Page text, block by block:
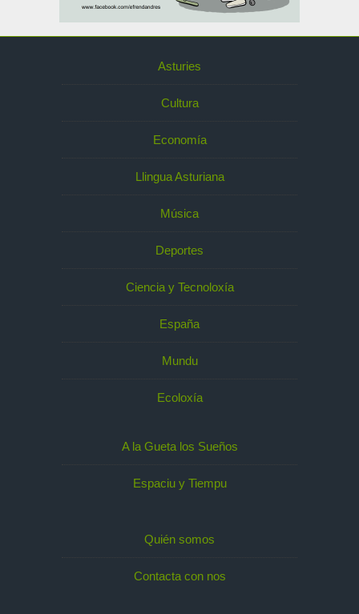
Asturies
Cultura
Economía
Llingua Asturiana
Música
Deportes
Ciencia y Tecnoloxía
España
Mundu
Ecoloxía
A la Gueta los Sueños
Espaciu y Tiempu
Quién somos
Contacta con nos